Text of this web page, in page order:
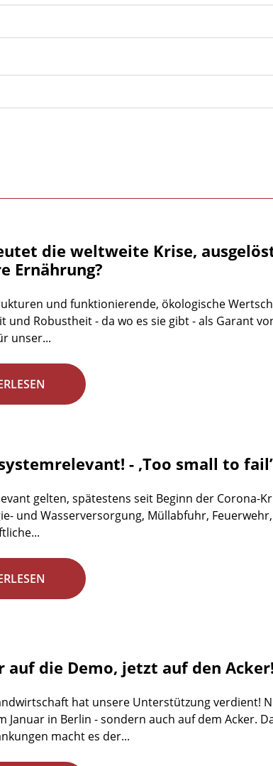
die weltweite Krise,
Ernährung?
und funktionierende, ökologische
und Robustheit - da wo es sie gibt - als Garant
unser...
- ‚Too small to fail’
gelten, spätestens seit Beginn der Corona-
und Wasserversorgung, Müllabfuhr,
auf die Demo, jetzt auf den Acker!
hat unsere Unterstützung verdient!
Januar in Berlin - sondern auch auf dem Acker.
macht es der...